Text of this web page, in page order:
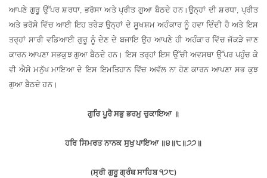
ਆਪਣੇ ਗੁਰੂ ਉੱਪਰ ਸ਼ਰਧਾ, ਭਰੋਸਾ ਅਤੇ ਪ੍ਰੀਤ ਗੁਆ ਬੈਠਦੇ ਹਨ।ਉਨ੍ਹਾਂ ਦੀ ਸ਼ਰਧਾ, ਪ੍ਰੀਤ
ਅਤੇ ਭਰੋਸੇ ਵਿੱਚ ਆਈ ਇਹ ਤਰੇੜ ਉਨ੍ਹਾਂ ਦੇ ਸੂਖਸ਼ਮ ਅਹੰਕਾਰ ਨੂੰ ਹਵਾ ਦਿੰਦੀ ਹੈ ਅਤੇ ਇਸ
ਤਰ੍ਹਾਂ ਸਾਰੀ ਵਡਿਆਈ ਗੁਰੂ ਨੂੰ ਦੇਣ ਦੇ ਬਜਾਇ ਉਹ ਆਪਣੇ ਹੀ ਅਹੰਕਾਰ ਵਿੱਚ ਜੱਕੜੇ ਜਾਣ
ਕਾਰਨ ਆਪਣਾ ਸਭਕੁਝ ਗੁਆ ਬੈਠਦੇ ਹਨ। ਇਸ ਤਰ੍ਹਾਂ ਇਸ ਉੱਚੀ ਅਵਸਥਾ ਉੱਪਰ ਪਹੁੰਚ ਕੇ
ਵੀ ਐਸੇ ਮਨੁੱਖ ਮਾਇਆ ਦੇ ਇਸ ਇਮਤਿਹਾਨ ਵਿੱਚ ਅਵੱਲ ਨਾ ਹੋਣ ਕਾਰਨ ਆਪਣਾ ਸਭ ਕੁਝ
ਗੁਆ ਬੈਠਦੇ ਹਨ।
ਗੁਰਿ ਪੂਰੈ ਸਭੁ ਭਰਮੁ ਚੁਕਾਇਆ ॥
ਹਰਿ ਸਿਮਰਤ ਨਾਨਕ ਸੁਖੁ ਪਾਇਆ ॥੪॥੮॥੭੭ ॥
(ਸ੍ਰੀ ਗੁਰੂ ਗ੍ਰੰਥ ਸਾਹਿਬ ੧੭੮)